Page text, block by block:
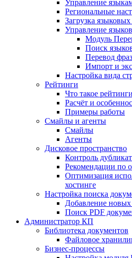
Управление
Региональные
Загрузка
Управление
Mодуль
Поиск
Перевод фраз
Импорт и
Настройка вида
Рейтинги
Что такое рейтинги
Расчёт и
Примеры работы
Смайлы и агенты
Смайлы
Агенты
Дисковое пространство
Контроль
Рекомендации по
Оптимизация
хостинге
Настройка поиска
Добавление
Поиск PDF
Администратор КП
Библиотека документов
Файловое
Бизнес-процессы